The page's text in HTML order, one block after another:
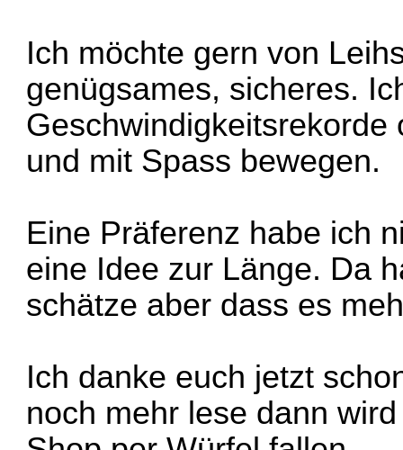
Ich möchte gern von
genügsames, sicheres.
und mit Spass bewegen.
Eine Präferenz habe ich
eine Idee zur Länge. Da
schätze aber dass es
Ich danke euch jetzt
noch mehr lese dann